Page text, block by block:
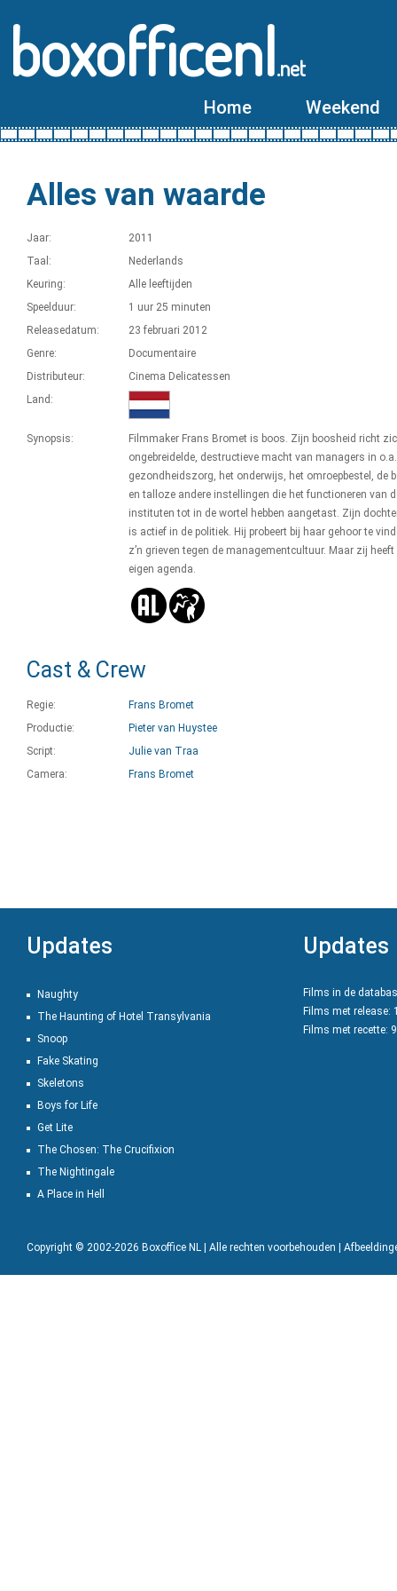
boxofficenl.net
Home Weekend
Alles van waarde
Jaar:
2011
Taal:
Nederlands
Keuring:
Alle leeftijden
Speelduur:
1 uur 25 minuten
Releasedatum:
23 februari 2012
Genre:
Documentaire
Distributeur:
Cinema Delicatessen
Land:
Synopsis:
Filmmaker Frans Bromet is boos. Zijn boosheid richt
ongebreidelde, destructieve macht van managers in
gezondheidszorg, het onderwijs, het omroepbestel, de
en talloze andere instellingen die het functioneren van
instituten tot in de wortel hebben aangetast. Zijn
is actief in de politiek. Hij probeert bij haar gehoor te
z’n grieven tegen de managementcultuur. Maar zij
eigen agenda.
Cast & Crew
Regie:
Frans Bromet
Productie:
Pieter van Huystee
Script:
Julie van Traa
Camera:
Frans Bromet
Updates
Naughty
The Haunting of Hotel Transylvania
Snoop
Fake Skating
Skeletons
Boys for Life
Get Lite
The Chosen: The Crucifixion
The Nightingale
A Place in Hell
Updates
Films in de
Films met release:
Films met recette:
Copyright © 2002-2026 Boxoffice NL | Alle rechten voorbehouden |